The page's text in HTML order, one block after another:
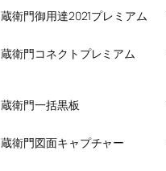
蔵衛門御用達2021プレミアム
蔵衛門コネクトプレミアム
蔵衛門一括黒板
蔵衛門図面キャプチャー